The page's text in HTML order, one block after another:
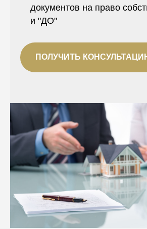
документов на право
и "ДО"
ПОЛУЧИТЬ